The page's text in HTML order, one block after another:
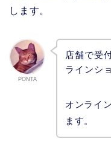
します。
PONTA
店舗で受
ラインシ
オンライ
ます。